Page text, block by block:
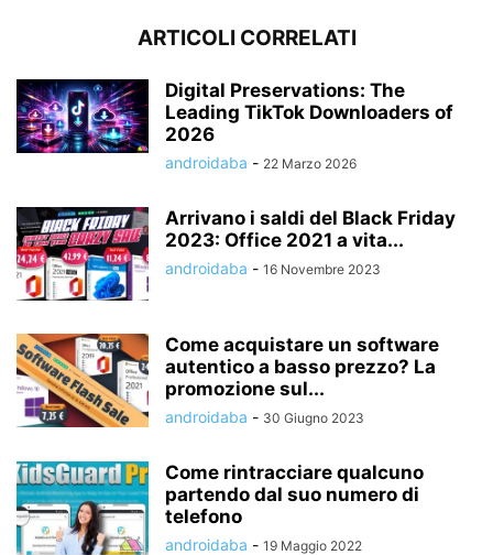
ARTICOLI CORRELATI
Digital Preservations: The
Leading TikTok Downloaders of
2026
androidaba - 22 Marzo 2026
Arrivano i saldi del Black Friday
2023: Office 2021 a vita...
androidaba - 16 Novembre 2023
Come acquistare un software
autentico a basso prezzo? La
promozione sul...
androidaba - 30 Giugno 2023
Come rintracciare qualcuno
partendo dal suo numero di
telefono
androidaba - 19 Maggio 2022